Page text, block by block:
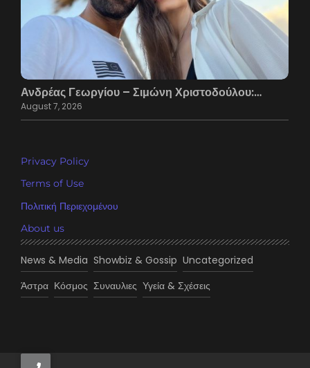
Ανδρέας Γεωργίου – Σιμώνη Χριστοδούλου:…
August 7, 2026
Privacy Policy
Terms of Use
Πολιτική Περιεχομένου
About us
News & Media Showbiz & Gossip Uncategorized
Άστρα Κόσμος Συναυλιες Υγεία & Σχέσεις